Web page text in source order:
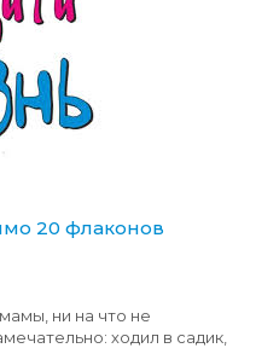
20 флаконов
ни на что не
ходил в садик,